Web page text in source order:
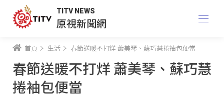
TITV NEWS
原視新聞網
首頁 生活 春節送暖不打烊 蕭美琴、蘇巧慧捲袖包便當
春節送暖不打烊 蕭美琴、蘇巧慧
捲袖包便當